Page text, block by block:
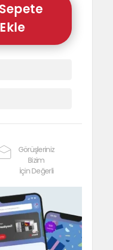
Ekle
Görüşleriniz
Bizim
İçin Değerli